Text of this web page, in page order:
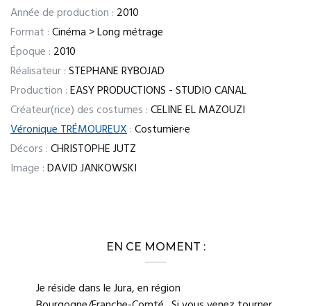
Année de production : 2010
Format :Cinéma > Long métrage
Époque : 2010
Réalisateur :STEPHANE RYBOJAD
Production :EASY PRODUCTIONS - STUDIO CANAL
Créateur(rice) des costumes :CELINE EL MAZOUZI
Véronique TRÉMOUREUX:Costumier·e
Décors :CHRISTOPHE JUTZ
Image :DAVID JANKOWSKI
EN CE MOMENT :
Je réside dans le Jura, en région